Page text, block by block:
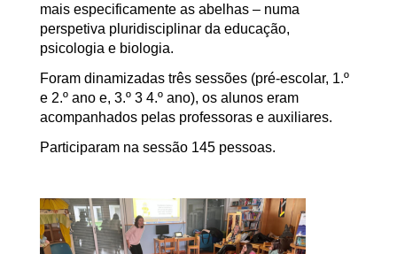
mais especificamente as abelhas – numa
perspetiva pluridisciplinar da educação,
psicologia e biologia.
Foram dinamizadas três sessões (pré-escolar, 1.º
e 2.º ano e, 3.º 3 4.º ano), os alunos eram
acompanhados pelas professoras e auxiliares.
Participaram na sessão 145 pessoas.